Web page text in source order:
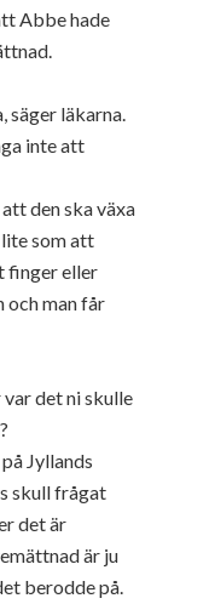
Abbe hade
säger läkarna.
inte att
den ska växa
som att
finger eller
och man får
det ni skulle
Jyllands
skull frågat
det är
är ju
berodde på.